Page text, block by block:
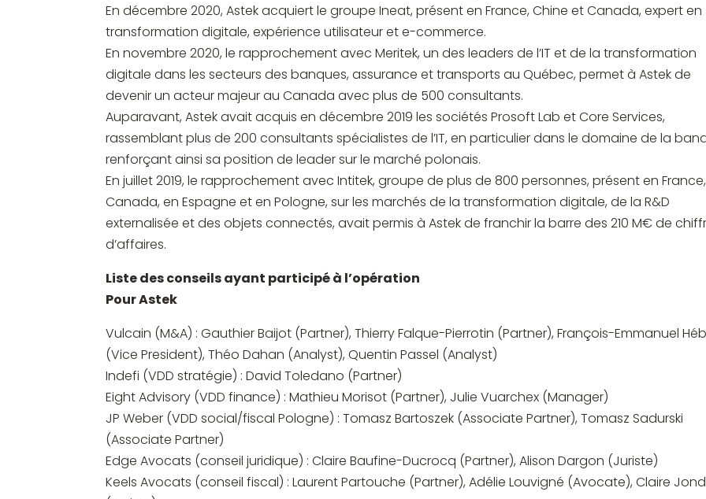
En décembre 2020, Astek acquiert le groupe Ineat, présent en France, Chine et Canada, expert en
transformation digitale, expérience utilisateur et e-commerce.
En novembre 2020, le rapprochement avec Meritek, un des leaders de l’IT et de la transformation
digitale dans les secteurs des banques, assurance et transports au Québec, permet à Astek de
devenir un acteur majeur au Canada avec plus de 500 consultants.
Auparavant, Astek avait acquis en décembre 2019 les sociétés Prosoft Lab et Core Services,
rassemblant plus de 200 consultants spécialistes de l’IT, en particulier dans le domaine de la
renforçant ainsi sa position de leader sur le marché polonais.
En juillet 2019, le rapprochement avec Intitek, groupe de plus de 800 personnes, présent en
Canada, en Espagne et en Pologne, sur les marchés de la transformation digitale, de la R&D
externalisée et des objets connectés, avait permis à Astek de franchir la barre des 210 M€ de
d’affaires.
Liste des conseils ayant participé à l’opération
Pour Astek
Vulcain (M&A) : Gauthier Baijot (Partner), Thierry Falque-Pierrotin (Partner), François-Emmanuel
(Vice President), Théo Dahan (Analyst), Quentin Passel (Analyst)
Indefi (VDD stratégie) : David Toledano (Partner)
Eight Advisory (VDD finance) : Mathieu Morisot (Partner), Julie Vuarchex (Manager)
JP Weber (VDD social/fiscal Pologne) : Tomasz Bartoszek (Associate Partner), Tomasz Sadurski
(Associate Partner)
Edge Avocats (conseil juridique) : Claire Baufine-Ducrocq (Partner), Alison Dargon (Juriste)
Keels Avocats (conseil fiscal) : Laurent Partouche (Partner), Adélie Louvigné (Avocate), Claire